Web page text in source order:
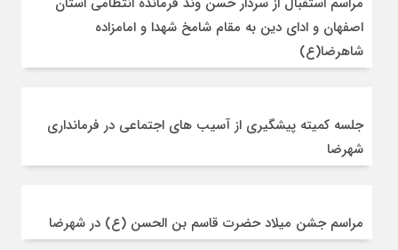
اصفهان و ادای دین به مقام شامخ شهدا و امامزاده
شاهرضا(ع)
جلسه کمیته پیشگیری از آسیب های اجتماعی در فرمانداری
شهرضا
مراسم جشن میلاد حضرت قاسم بن الحسن (ع) در شهرضا